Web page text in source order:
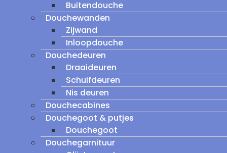
Buitendouche
Douchewanden
Zijwand
Inloopdouche
Douchedeuren
Draaideuren
Schuifdeuren
Nis deuren
Douchecabines
Douchegoot & putjes
Douchegoot
Douchegarnituur